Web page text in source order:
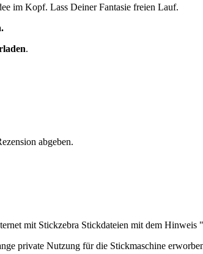
im Kopf. Lass Deiner Fantasie freien Lauf.
.
abgeben.
mit Stickzebra Stickdateien mit dem Hinweis "
private Nutzung für die Stickmaschine